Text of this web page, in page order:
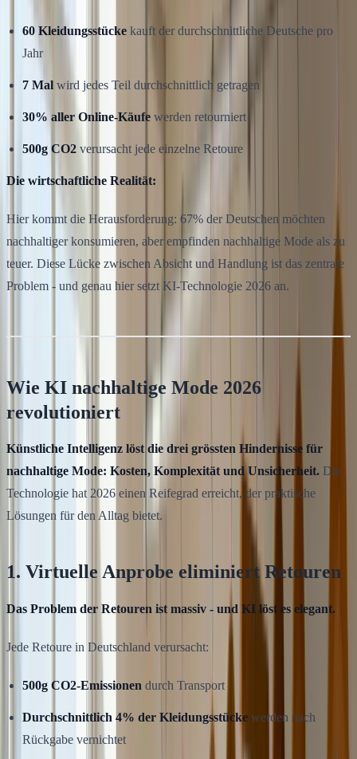
60 Kleidungsstücke kauft der durchschnittliche Deutsche pro
Jahr
7 Mal wird jedes Teil durchschnittlich getragen
30% aller Online-Käufe werden retourniert
500g CO2 verursacht jede einzelne Retoure
Die wirtschaftliche Realität:
Hier kommt die Herausforderung: 67% der Deutschen möchten
nachhaltiger konsumieren, aber empfinden nachhaltige Mode als zu
teuer. Diese Lücke zwischen Absicht und Handlung ist das zentrale
Problem - und genau hier setzt KI-Technologie 2026 an.
Wie KI nachhaltige Mode 2026
revolutioniert
Künstliche Intelligenz löst die drei grössten Hindernisse für
nachhaltige Mode: Kosten, Komplexität und Unsicherheit. Die
Technologie hat 2026 einen Reifegrad erreicht, der praktische
Lösungen für den Alltag bietet.
1. Virtuelle Anprobe eliminiert Retouren
Das Problem der Retouren ist massiv - und KI löst es elegant.
Jede Retoure in Deutschland verursacht:
500g CO2-Emissionen durch Transport
Durchschnittlich 4% der Kleidungsstücke werden nach
Rückgabe vernichtet